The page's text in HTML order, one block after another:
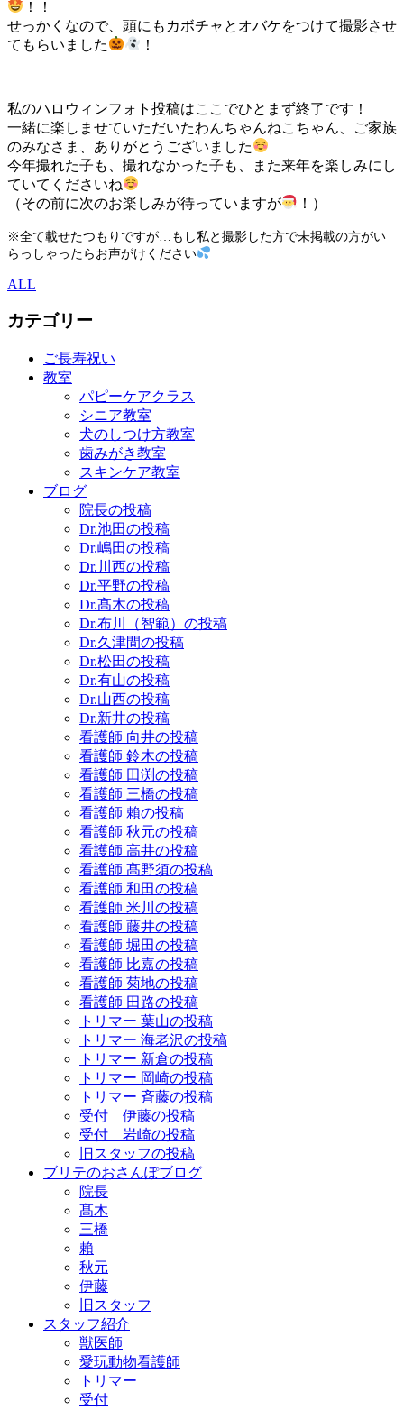
！！
せっかくなので、頭にもカボチャとオバケをつけて撮影させ
てもらいました
！
私のハロウィンフォト投稿はここでひとまず終了です！
一緒に楽しませていただいたわんちゃんねこちゃん、ご家族
のみなさま、ありがとうございました
今年撮れた子も、撮れなかった子も、また来年を楽しみにし
ていてくださいね
（その前に次のお楽しみが待っていますが
！）
※全て載せたつもりですが…もし私と撮影した方で未掲載の方がい
らっしゃったらお声がけください
ALL
カテゴリー
ご長寿祝い
教室
パピーケアクラス
シニア教室
犬のしつけ方教室
歯みがき教室
スキンケア教室
ブログ
院長の投稿
Dr.池田の投稿
Dr.嶋田の投稿
Dr.川西の投稿
Dr.平野の投稿
Dr.髙木の投稿
Dr.布川（智範）の投稿
Dr.久津間の投稿
Dr.松田の投稿
Dr.有山の投稿
Dr.山西の投稿
Dr.新井の投稿
看護師 向井の投稿
看護師 鈴木の投稿
看護師 田渕の投稿
看護師 三橋の投稿
看護師 賴の投稿
看護師 秋元の投稿
看護師 高井の投稿
看護師 髙野須の投稿
看護師 和田の投稿
看護師 米川の投稿
看護師 藤井の投稿
看護師 堀田の投稿
看護師 比嘉の投稿
看護師 菊地の投稿
看護師 田路の投稿
トリマー 葉山の投稿
トリマー 海老沢の投稿
トリマー 新倉の投稿
トリマー 岡崎の投稿
トリマー 斉藤の投稿
受付 伊藤の投稿
受付 岩崎の投稿
旧スタッフの投稿
ブリテのおさんぽブログ
院長
髙木
三橋
賴
秋元
伊藤
旧スタッフ
スタッフ紹介
獣医師
愛玩動物看護師
トリマー
受付